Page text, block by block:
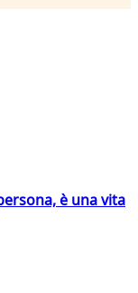
è una vita